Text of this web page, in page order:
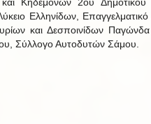
Ελληνίδων,
και Δεσποινίδων
Σύλλογο Αυτοδυτών Σάμου.